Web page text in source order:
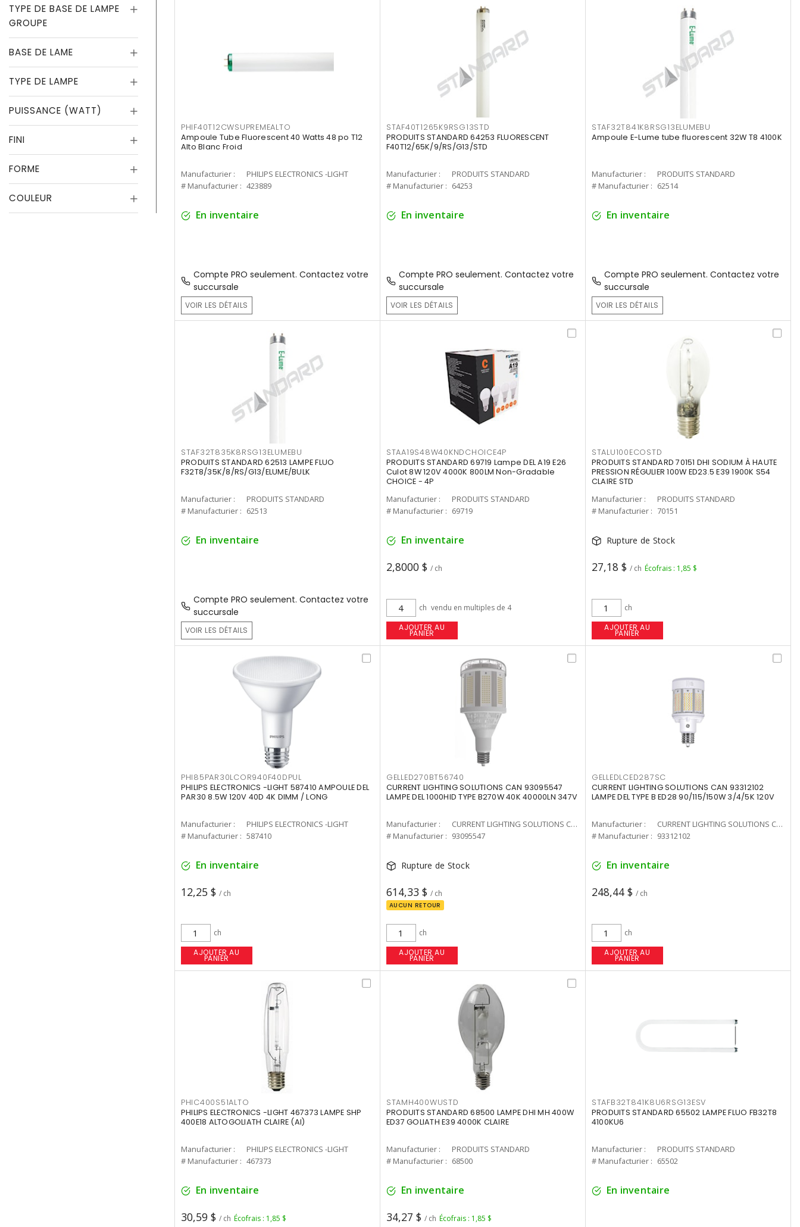
TYPE DE BASE DE LAMPE
GROUPE
BASE DE LAME
TYPE DE LAMPE
PUISSANCE (WATT)
FINI
FORME
COULEUR
PHIF40T12CWSUPREMEALTO
Ampoule Tube Fluorescent 40 Watts 48 po T12
Alto Blanc Froid
Manufacturier :
PHILIPS ELECTRONICS -LIGHT
# Manufacturier : 423889
En inventaire
Compte PRO seulement. Contactez votre
succursale
VOIR LES DÉTAILS
STAF40T1265K9RSG13STD
PRODUITS STANDARD 64253 FLUORESCENT
F40T12/65K/9/RS/G13/STD
Manufacturier :
PRODUITS STANDARD
# Manufacturier : 64253
En inventaire
Compte PRO seulement. Contactez votre
succursale
VOIR LES DÉTAILS
STAF32T841K8RSG13ELUMEBU
Ampoule E-Lume tube fluorescent 32W T8 4100K
Manufacturier :
PRODUITS STANDARD
# Manufacturier : 62514
En inventaire
Compte PRO seulement. Contactez votre
succursale
VOIR LES DÉTAILS
STAF32T835K8RSG13ELUMEBU
PRODUITS STANDARD 62513 LAMPE FLUO
F32T8/35K/8/RS/G13/ELUME/BULK
Manufacturier :
PRODUITS STANDARD
# Manufacturier : 62513
En inventaire
Compte PRO seulement. Contactez votre
succursale
VOIR LES DÉTAILS
STAA19S48W40KNDCHOICE4P
PRODUITS STANDARD 69719 Lampe DEL A19 E26
Culot 8W 120V 4000K 800LM Non-Gradable
CHOICE - 4P
Manufacturier :
PRODUITS STANDARD
# Manufacturier : 69719
En inventaire
2,8000 $ / ch
ch vendu en multiples de 4
AJOUTER AU
PANIER
STALU100ECOSTD
PRODUITS STANDARD 70151 DHI SODIUM À HAUTE
PRESSION RÉGULIER 100W ED23.5 E39 1900K S54
CLAIRE STD
Manufacturier :
PRODUITS STANDARD
# Manufacturier : 70151
Rupture de Stock
27,18 $ / ch Écofrais : 1,85 $
ch
AJOUTER AU
PANIER
PHI85PAR30LCOR940F40DPUL
PHILIPS ELECTRONICS -LIGHT 587410 AMPOULE DEL
PAR30 8.5W 120V 40D 4K DIMM / LONG
Manufacturier :
PHILIPS ELECTRONICS -LIGHT
# Manufacturier : 587410
En inventaire
12,25 $ / ch
ch
AJOUTER AU
PANIER
GELLED270BT56740
CURRENT LIGHTING SOLUTIONS CAN 93095547
LAMPE DEL 1000HID TYPE B270W 40K 40000LN 347V
Manufacturier :
CURRENT LIGHTING SOLUTIONS CAN
# Manufacturier : 93095547
Rupture de Stock
614,33 $ / ch
AUCUN RETOUR
ch
AJOUTER AU
PANIER
GELLEDLCED287SC
CURRENT LIGHTING SOLUTIONS CAN 93312102
LAMPE DEL TYPE B ED28 90/115/150W 3/4/5K 120V
Manufacturier :
CURRENT LIGHTING SOLUTIONS CAN
# Manufacturier : 93312102
En inventaire
248,44 $ / ch
ch
AJOUTER AU
PANIER
PHIC400S51ALTO
PHILIPS ELECTRONICS -LIGHT 467373 LAMPE SHP
400E18 ALTOGOLIATH CLAIRE (AI)
Manufacturier :
PHILIPS ELECTRONICS -LIGHT
# Manufacturier : 467373
En inventaire
30,59 $ / ch Écofrais : 1,85 $
STAMH400WUSTD
PRODUITS STANDARD 68500 LAMPE DHI MH 400W
ED37 GOLIATH E39 4000K CLAIRE
Manufacturier :
PRODUITS STANDARD
# Manufacturier : 68500
En inventaire
34,27 $ / ch Écofrais : 1,85 $
STAFB32T841K8U6RSG13ESV
PRODUITS STANDARD 65502 LAMPE FLUO FB32T8
4100KU6
Manufacturier :
PRODUITS STANDARD
# Manufacturier : 65502
En inventaire